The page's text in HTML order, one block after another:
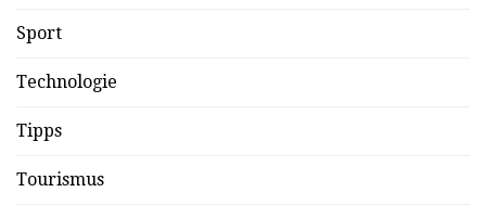
Sport
Technologie
Tipps
Tourismus